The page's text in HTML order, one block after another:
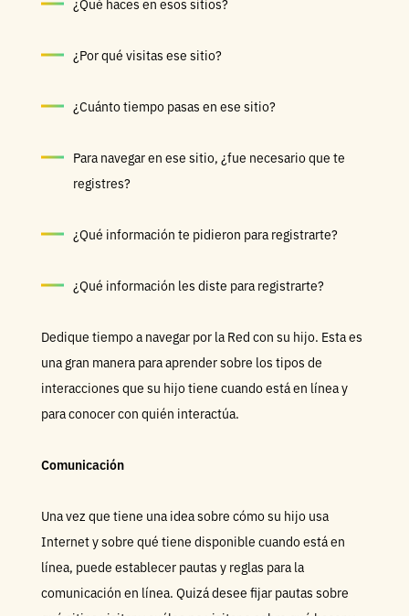
¿Qué haces en esos sitios?
¿Por qué visitas ese sitio?
¿Cuánto tiempo pasas en ese sitio?
Para navegar en ese sitio, ¿fue necesario que te
registres?
¿Qué información te pidieron para registrarte?
¿Qué información les diste para registrarte?
Dedique tiempo a navegar por la Red con su hijo. Esta es
una gran manera para aprender sobre los tipos de
interacciones que su hijo tiene cuando está en línea y
para conocer con quién interactúa.
Comunicación
Una vez que tiene una idea sobre cómo su hijo usa
Internet y sobre qué tiene disponible cuando está en
línea, puede establecer pautas y reglas para la
comunicación en línea. Quizá desee fijar pautas sobre